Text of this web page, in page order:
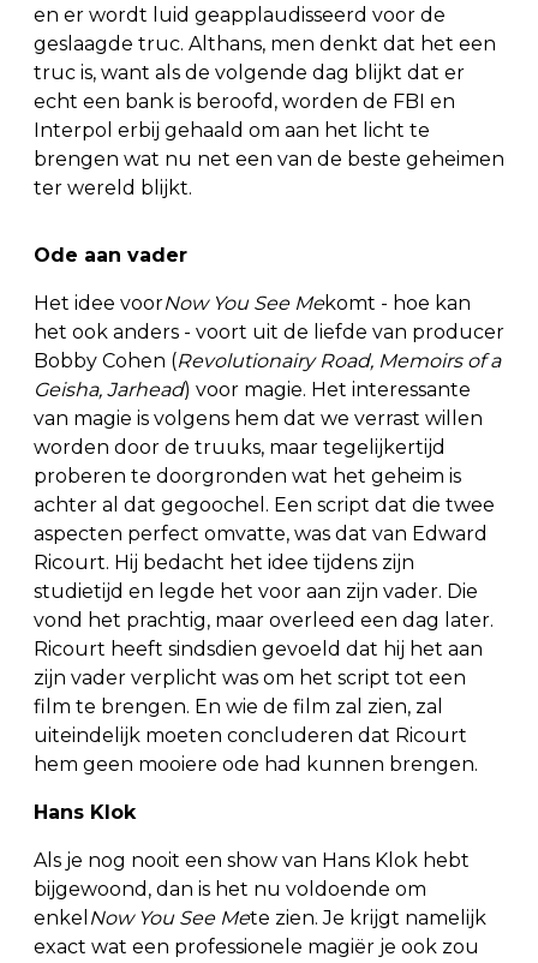
en er wordt luid geapplaudisseerd voor de
geslaagde truc. Althans, men denkt dat het een
truc is, want als de volgende dag blijkt dat er
echt een bank is beroofd, worden de FBI en
Interpol erbij gehaald om aan het licht te
brengen wat nu net een van de beste geheimen
ter wereld blijkt.
Ode aan vader
Het idee voorNow You See Mekomt - hoe kan
het ook anders - voort uit de liefde van producer
Bobby Cohen (Revolutionairy Road, Memoirs of a
Geisha, Jarhead) voor magie. Het interessante
van magie is volgens hem dat we verrast willen
worden door de truuks, maar tegelijkertijd
proberen te doorgronden wat het geheim is
achter al dat gegoochel. Een script dat die twee
aspecten perfect omvatte, was dat van Edward
Ricourt. Hij bedacht het idee tijdens zijn
studietijd en legde het voor aan zijn vader. Die
vond het prachtig, maar overleed een dag later.
Ricourt heeft sindsdien gevoeld dat hij het aan
zijn vader verplicht was om het script tot een
film te brengen. En wie de film zal zien, zal
uiteindelijk moeten concluderen dat Ricourt
hem geen mooiere ode had kunnen brengen.
Hans Klok
Als je nog nooit een show van Hans Klok hebt
bijgewoond, dan is het nu voldoende om
enkel Now You See Mete zien. Je krijgt namelijk
exact wat een professionele magiër je ook zou